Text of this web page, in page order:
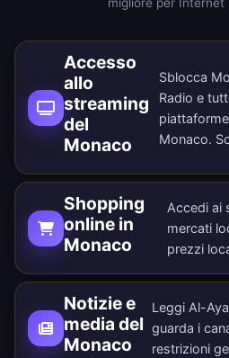
migliore per Internet
Accesso
allo
streaming
del
Monaco
Sblocca
Radio e
Monaco.
Shopping
online in
Monaco
Accedi ai
mercati
prezzi
Notizie e
media del
Monaco
Leggi Al-
guarda i
restrizioni